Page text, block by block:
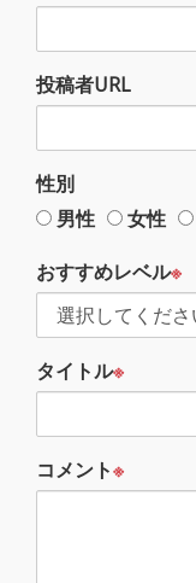
投稿者URL
性別
男性
女性
おすすめレベル※
タイトル※
コメント※